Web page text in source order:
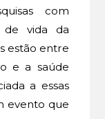
com
de vida da
estão entre
e a saúde
a essas
evento que